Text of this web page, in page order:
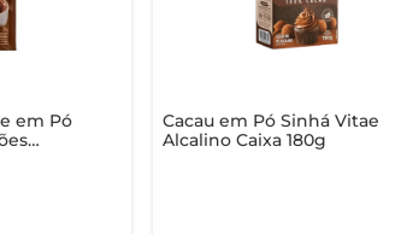
em Pó
Cacau em Pó Sinhá Vitae
Alcalino Caixa 180g